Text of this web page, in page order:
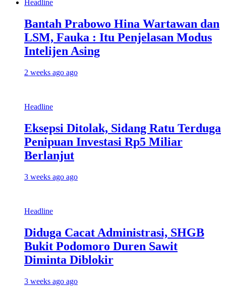
Headline
Bantah Prabowo Hina Wartawan dan
LSM, Fauka : Itu Penjelasan Modus
Intelijen Asing
2 weeks ago ago
Headline
Eksepsi Ditolak, Sidang Ratu Terduga
Penipuan Investasi Rp5 Miliar
Berlanjut
3 weeks ago ago
Headline
Diduga Cacat Administrasi, SHGB
Bukit Podomoro Duren Sawit
Diminta Diblokir
3 weeks ago ago